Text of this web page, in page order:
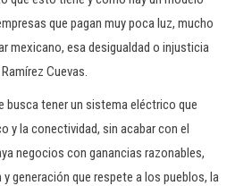
que pagan muy poca luz, mucho
mexicano, esa desigualdad o injusticia
Cuevas.
busca tener un sistema eléctrico que
y la conectividad, sin acabar con el
negocios con ganancias razonables,
generación que respete a los pueblos, la